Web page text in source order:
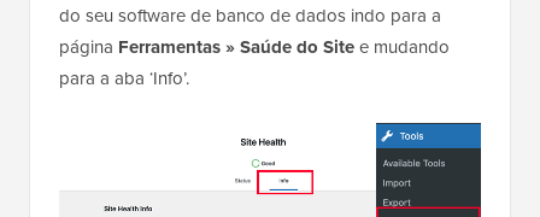
do seu software de banco de dados indo para a
página Ferramentas » Saúde do Sitee mudando
para a aba ‘Info’.